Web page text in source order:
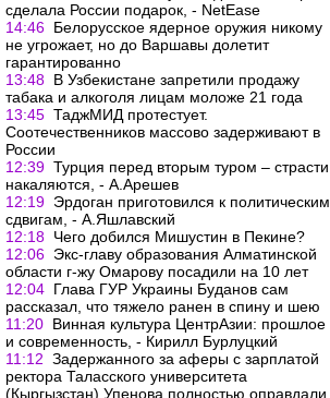
сделала России подарок, - NetEase
14:46 Белорусское ядерное оружия никому
не угрожает, но до Варшавы долетит
гарантированно
13:48 В Узбекистане запретили продажу
табака и алкоголя лицам моложе 21 года
13:45 ТаджМИД протестует.
Соотечественников массово задерживают в
России
12:39 Турция перед вторым туром – страсти
накаляются, - А.Арешев
12:19 Эрдоган приготовился к политическим
сдвигам, - А.Яшлавский
12:18 Чего добился Мишустин в Пекине?
12:06 Экс-главу образования Алматинской
области г-жу Омарову посадили на 10 лет
12:04 Глава ГУР Украины Буданов сам
рассказал, что тяжело ранен в спину и шею
11:20 Винная культура ЦентрАзии: прошлое
и современность, - Кирилл Бурлуцкий
11:12 Задержанного за аферы с зарплатой
ректора Таласского университета
(Кыргызстан) Упенова полностью оправдали